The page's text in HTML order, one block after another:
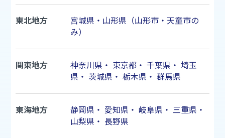
東北地方
宮城県・山形県（山形市・天童市の
み）
関東地方 神奈川県 ・ 東京都・ 千葉県 ・ 埼玉
県 ・ 茨城県 ・ 栃木県 ・ 群馬県
東海地方 静岡県 ・ 愛知県 ・ 岐阜県 ・ 三重県 ・
山梨県 ・ 長野県